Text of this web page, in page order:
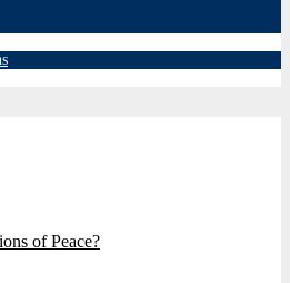
of Peace?